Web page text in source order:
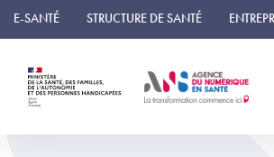
Panneau de gestion des cookies
E-SANTÉ STRUCTURE DE SANTÉ